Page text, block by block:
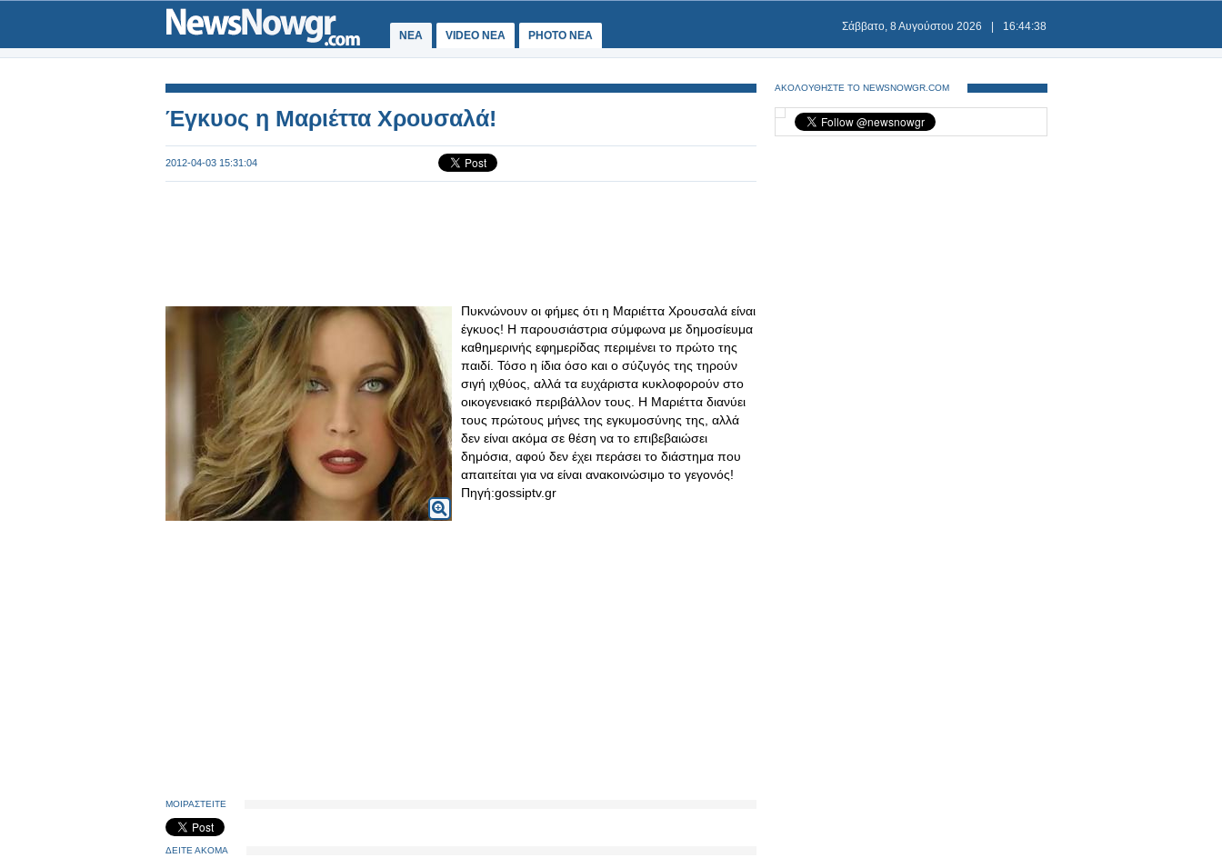
ΝΕΑ VIDEO NEA PHOTO NEA
Σάββατο, 8 Αυγούστου 2026 16:44:39
Έγκυος η Μαριέττα Χρουσαλά!
2012-04-03 15:31:04
Πυκνώνουν οι φήμες ότι η Μαριέττα Χρουσαλά είναι
έγκυος! Η παρουσιάστρια σύμφωνα με δημοσίευμα
καθημερινής εφημερίδας περιμένει το πρώτο της
παιδί. Τόσο η ίδια όσο και ο σύζυγός της τηρούν
σιγή ιχθύος, αλλά τα ευχάριστα κυκλοφορούν στο
οικογενειακό περιβάλλον τους. Η Μαριέττα διανύει
τους πρώτους μήνες της εγκυμοσύνης της, αλλά
δεν είναι ακόμα σε θέση να το επιβεβαιώσει
δημόσια, αφού δεν έχει περάσει το διάστημα που
απαιτείται για να είναι ανακοινώσιμο το γεγονός!
Πηγή:gossiptv.gr
ΜΟΙΡΑΣΤΕΙΤΕ
ΔΕΙΤΕ ΑΚΟΜΑ
ΑΚΟΛΟΥΘΗΣΤΕ ΤΟ NEWSNOWGR.COM